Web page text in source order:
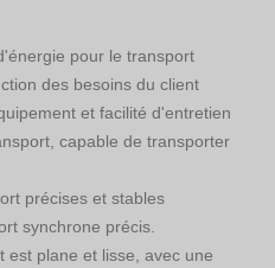
pour le transport
des besoins du client
et facilité d'entretien
capable de transporter
précises et stables
synchrone précis.
est plane et lisse, avec une